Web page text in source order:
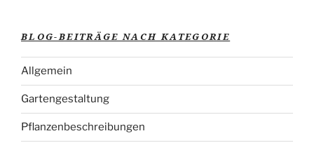
BLOG-BEITRÄGE NACH KATEGORIE
Allgemein
Gartengestaltung
Pflanzenbeschreibungen